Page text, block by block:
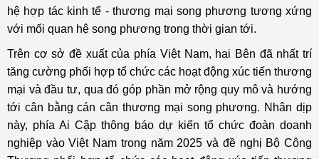
hệ hợp tác kinh tế - thương mại song phương tương xứng
với mối quan hệ song phương trong thời gian tới.
Trên cơ sở đề xuất của phía Việt Nam, hai Bên đã nhất trí
tăng cường phối hợp tổ chức các hoạt động xúc tiến thương
mại và đầu tư, qua đó góp phần mở rộng quy mô và hướng
tới cân bằng cán cân thương mại song phương. Nhân dịp
này, phía Ai Cập thông báo dự kiến tổ chức đoàn doanh
nghiệp vào Việt Nam trong năm 2025 và đề nghị Bộ Công